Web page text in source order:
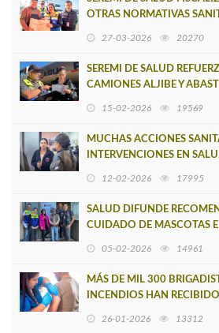
OTRAS NORMATIVAS
27-03-2026 20270
SEREMI DE SALUD
CAMIONES ALJIBE Y
15-02-2026 19569
MUCHAS ACCIONES
INTERVENCIONES EN
12-02-2026 17995
SALUD DIFUNDE
CUIDADO DE MASCOTAS
05-02-2026 14961
MÁS DE MIL 300
INCENDIOS HAN
26-01-2026 13312